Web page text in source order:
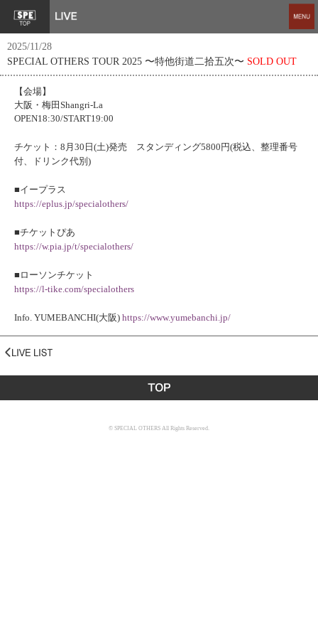
2025/11/28
SPECIAL OTHERS TOUR 2025 〜特他街道二拾五次〜 SOLD OUT
【会場】
大阪・梅田Shangri-La
OPEN18:30/START19:00
チケット：8月30日(土)発売 スタンディング5800円(税込、整理番号
付、ドリンク代別)
■イープラス
https://eplus.jp/specialothers/
■チケットぴあ
https://w.pia.jp/t/specialothers/
■ローソンチケット
https://l-tike.com/specialothers
Info. YUMEBANCHI(大阪) https://www.yumebanchi.jp/
© SPECIAL OTHERS All Rights Reserved.